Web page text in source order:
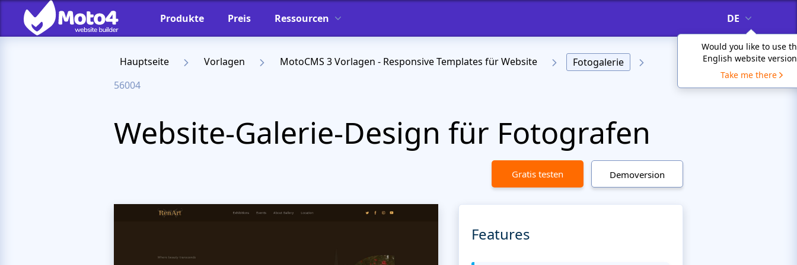
Produkte Preis Ressourcen DE
Would you like to use
English website
Take me there
Hauptseite Vorlagen MotoCMS 3 Vorlagen - Responsive Templates für Website
Fotogalerie
56004
Website-Galerie-Design für Fotografen
Gratis testen Demoversion
Features